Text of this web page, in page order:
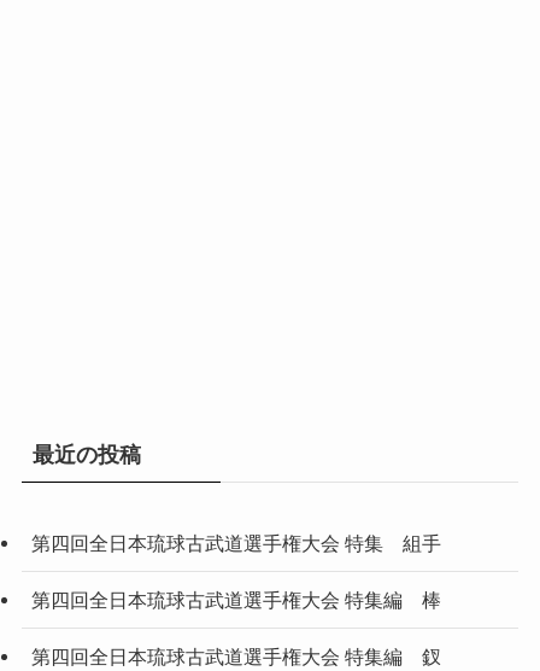
最近の投稿
第四回全日本琉球古武道選手権大会 特集 組手
第四回全日本琉球古武道選手権大会 特集編 棒
第四回全日本琉球古武道選手権大会 特集編 釵